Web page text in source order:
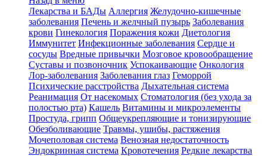
Лекарства и БАДы Аллергия Желудочно-кишечные
заболевания Печень и желчный пузырь Заболевания
крови Гинекология Поражения кожи Диетология
Иммунитет Инфекционные заболевания Сердце и
сосуды Вредные привычки Мозговое кровообращение
Суставы и позвоночник Успокаивающие Онкология
Лор-заболевания Заболевания глаз Геморрой
Психические расстройства Дыхательная система
Реанимация От насекомых Стоматология (без ухода за
полостью рта) Кашель Витамины и микроэлементы
Простуда, грипп Общеукрепляющие и тонизирующие
Обезболивающие Травмы, ушибы, растяжения
Мочеполовая система Венозная недостаточность
Эндокринная система Кровотечения Редкие лекарства